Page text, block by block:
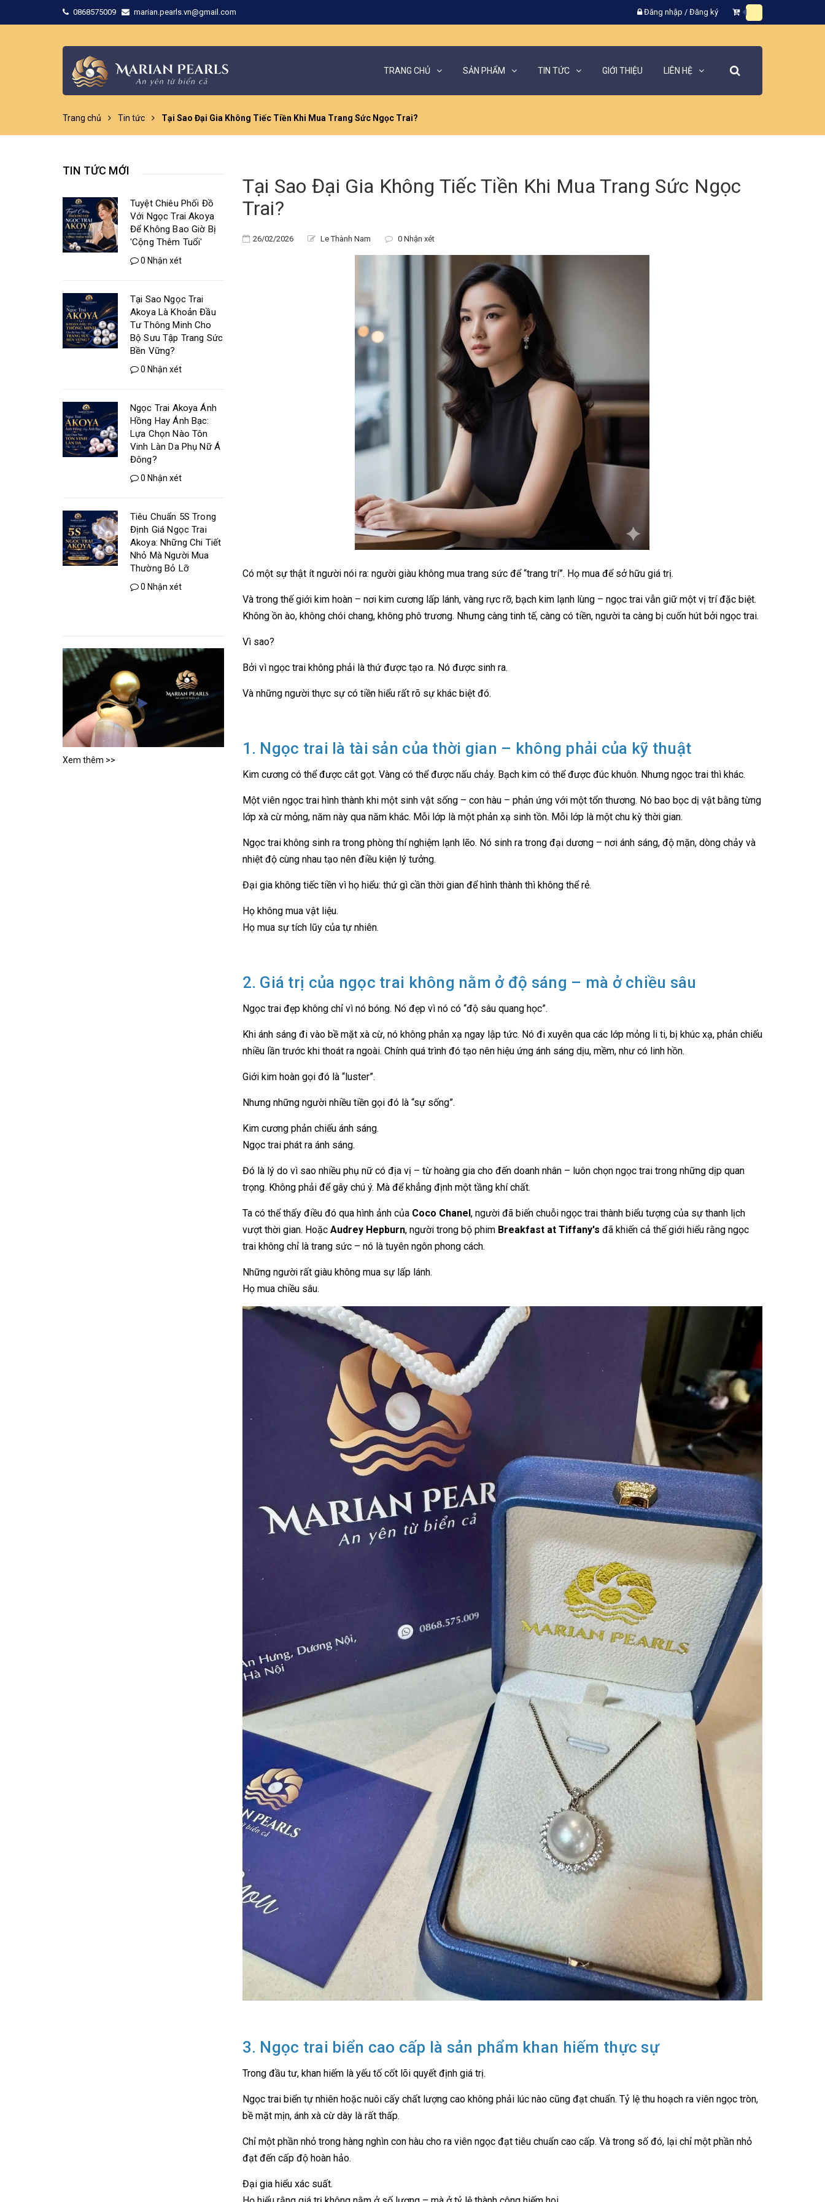
0868575009 marian.pearls.vn@gmail.com Đăng nhập / Đăng ký
TRANG CHỦ SẢN PHẨM TIN TỨC GIỚI THIỆU LIÊN HỆ
Trang chủ Tin tức Tại Sao Đại Gia Không Tiếc Tiền Khi Mua Trang Sức Ngọc Trai?
Tại Sao Đại Gia Không Tiếc Tiền Khi Mua Trang Sức Ngọc
Trai?
26/02/2026 Le Thành Nam 0 Nhận xét
Có một sự thật ít người nói ra: người giàu không mua trang sức để “trang trí”. Họ mua để sở hữu giá trị.
Và trong thế giới kim hoàn – nơi kim cương lấp lánh, vàng rực rỡ, bạch kim lạnh lùng – ngọc trai vẫn giữ một vị trí đặc biệt.
Không ồn ào, không chói chang, không phô trương. Nhưng càng tinh tế, càng có tiền, người ta càng bị cuốn hút bởi ngọc trai.
Vì sao?
Bởi vì ngọc trai không phải là thứ được tạo ra. Nó được sinh ra.
Và những người thực sự có tiền hiểu rất rõ sự khác biệt đó.
1. Ngọc trai là tài sản của thời gian – không phải của kỹ thuật
Kim cương có thể được cắt gọt. Vàng có thể được nấu chảy. Bạch kim có thể được đúc khuôn. Nhưng ngọc trai thì khác.
Một viên ngọc trai hình thành khi một sinh vật sống – con hàu – phản ứng với một tổn thương. Nó bao bọc dị vật bằng từng
lớp xà cừ mỏng, năm này qua năm khác. Mỗi lớp là một phản xạ sinh tồn. Mỗi lớp là một chu kỳ thời gian.
Ngọc trai không sinh ra trong phòng thí nghiệm lạnh lẽo. Nó sinh ra trong đại dương – nơi ánh sáng, độ mặn, dòng chảy và
nhiệt độ cùng nhau tạo nên điều kiện lý tưởng.
Đại gia không tiếc tiền vì họ hiểu: thứ gì cần thời gian để hình thành thì không thể rẻ.
Họ không mua vật liệu.
Họ mua sự tích lũy của tự nhiên.
2. Giá trị của ngọc trai không nằm ở độ sáng – mà ở chiều sâu
Ngọc trai đẹp không chỉ vì nó bóng. Nó đẹp vì nó có “độ sâu quang học”.
Khi ánh sáng đi vào bề mặt xà cừ, nó không phản xạ ngay lập tức. Nó đi xuyên qua các lớp mỏng li ti, bị khúc xạ, phản chiếu
nhiều lần trước khi thoát ra ngoài. Chính quá trình đó tạo nên hiệu ứng ánh sáng dịu, mềm, như có linh hồn.
Giới kim hoàn gọi đó là “luster”.
Nhưng những người nhiều tiền gọi đó là “sự sống”.
Kim cương phản chiếu ánh sáng.
Ngọc trai phát ra ánh sáng.
Đó là lý do vì sao nhiều phụ nữ có địa vị – từ hoàng gia cho đến doanh nhân – luôn chọn ngọc trai trong những dịp quan
trọng. Không phải để gây chú ý. Mà để khẳng định một tầng khí chất.
Ta có thể thấy điều đó qua hình ảnh của Coco Chanel, người đã biến chuỗi ngọc trai thành biểu tượng của sự thanh lịch
vượt thời gian. Hoặc Audrey Hepburn, người trong bộ phim Breakfast at Tiffany's đã khiến cả thế giới hiểu rằng ngọc
trai không chỉ là trang sức – nó là tuyên ngôn phong cách.
Những người rất giàu không mua sự lấp lánh.
Họ mua chiều sâu.
3. Ngọc trai biển cao cấp là sản phẩm khan hiếm thực sự
Trong đầu tư, khan hiếm là yếu tố cốt lõi quyết định giá trị.
Ngọc trai biển tự nhiên hoặc nuôi cấy chất lượng cao không phải lúc nào cũng đạt chuẩn. Tỷ lệ thu hoạch ra viên ngọc tròn,
bề mặt mịn, ánh xà cừ dày là rất thấp.
Chỉ một phần nhỏ trong hàng nghìn con hàu cho ra viên ngọc đạt tiêu chuẩn cao cấp. Và trong số đó, lại chỉ một phần nhỏ
đạt đến cấp độ hoàn hảo.
Đại gia hiểu xác suất.
TIN TỨC MỚI
Tuyệt Chiêu Phối Đồ
Với Ngọc Trai Akoya
Để Không Bao Giờ Bị
'Cộng Thêm Tuổi'
0 Nhận xét
Tại Sao Ngọc Trai
Akoya Là Khoản Đầu
Tư Thông Minh Cho
Bộ Sưu Tập Trang Sức
Bền Vững?
0 Nhận xét
Ngọc Trai Akoya Ánh
Hồng Hay Ánh Bạc:
Lựa Chọn Nào Tôn
Vinh Làn Da Phụ Nữ Á
Đông?
0 Nhận xét
Tiêu Chuẩn 5S Trong
Định Giá Ngọc Trai
Akoya: Những Chi Tiết
Nhỏ Mà Người Mua
Thường Bỏ Lỡ
0 Nhận xét
Xem thêm >>